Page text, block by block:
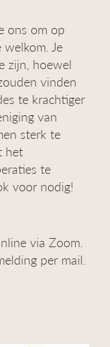
ons om op
Je
zijn, hoewel
vinden
te krachtiger
van
sterk te
het
te
voor nodig!
via Zoom.
per mail.